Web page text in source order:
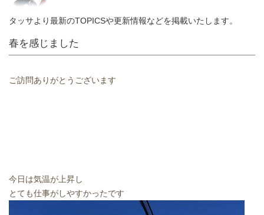
タッサより最新のTOPICSや更新情報などを掲載いたします。
春を感じました
ご訪問ありがとうございます
今日は気温が上昇し
とても仕事がしやすかったです